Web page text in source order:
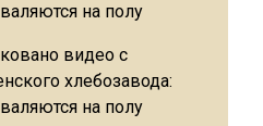
видео с
хлебозавода:
на полу